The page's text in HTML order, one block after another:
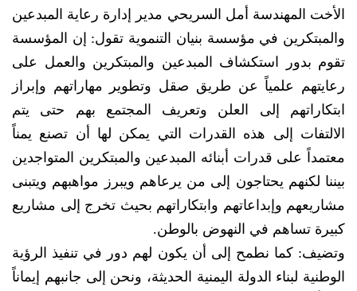
الأخت المهندسة أمل السريحي مدير إدارة رعاية المبدعين
والمبتكرين في مؤسسة بنيان التنموية تقول: إن المؤسسة
تقوم بدور استكشاف المبدعين والمبتكرين والعمل على
رعايتهم علمياً عن طريق صقل وتطوير مهاراتهم وإبراز
ابتكاراتهم إلى العلن وتعريف المجتمع بهم حتى يتم
الالتفات إلى هذه القدرات التي يمكن لها أن تصنع يمناً
معتمداً على قدرات أبنائه المبدعين والمبتكرين المتواجدين
بيننا لكنهم يحتاجون إلى من يرعاهم ويبرز مواهبهم ويتبنى
مشاريعهم وإبداعاتهم وابتكاراتهم بحيث تخرج إلى مشاريع
كبيرة تساهم في النهوض بالوطن.
وتضيف: كما نطمح إلى أن يكون لهم دور في تنفيذ الرؤية
الوطنية لبناء الدولة اليمنية الحديثة، ونحن إلى جانبهم إيماناً